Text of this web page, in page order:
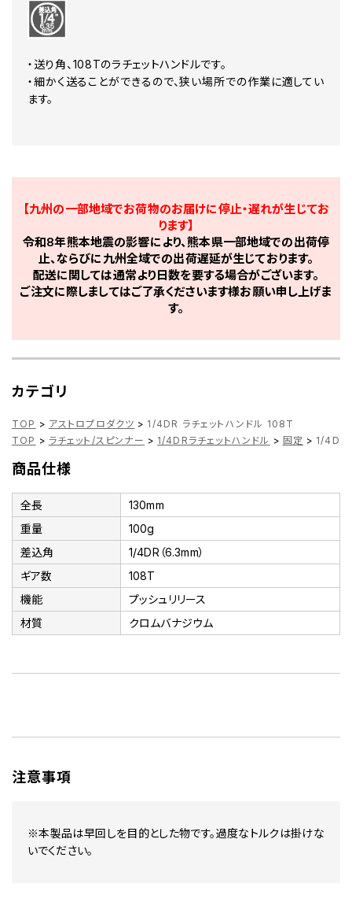
・送り角、108Tのラチェットハンドルです。
・細かく送ることができるので、狭い場所での作業に適してい
ます。
【九州の一部地域でお荷物のお届けに停止・遅れが生じてお
ります】
令和8年熊本地震の影響により、熊本県一部地域での出荷停
止、ならびに九州全域での出荷遅延が生じております。
配送に関しては通常より日数を要する場合がございます。
ご注文に際しましてはご了承くださいます様お願い申し上げま
す。
カテゴリ
TOP > アストロプロダクツ > 1/4DR ラチェットハンドル 108T
TOP > ラチェット/スピンナー > 1/4DRラチェットハンドル > 固定 > 1/4DR
商品仕様
全長
130mm
重量
100g
差込角
1/4DR（6.3mm）
ギア数
108T
機能
プッシュリリース
材質
クロムバナジウム
注意事項
※本製品は早回しを目的とした物です。過度なトルクは掛けな
いでください。